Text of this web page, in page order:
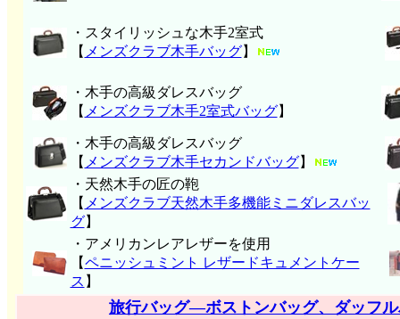
・スタイリッシュな木手2室式
【 メンズクラブ木手バッグ】
・木手の高級ダレスバッグ
【 メンズクラブ木手2室式バッグ】
・木手の高級ダレスバッグ
【 メンズクラブ木手セカンドバッグ】
・天然木手の匠の鞄
【 メンズクラブ天然木手多機能ミニダレスバッ
グ】
・アメリカンレアレザーを使用
【ペニッシュミント レザードキュメントケー
ス 】
旅行バッグ―ボストンバッグ、ダッフ